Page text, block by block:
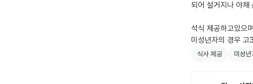
되어 설거지나 야채
석식 제공하고있으
식사 제공 미성